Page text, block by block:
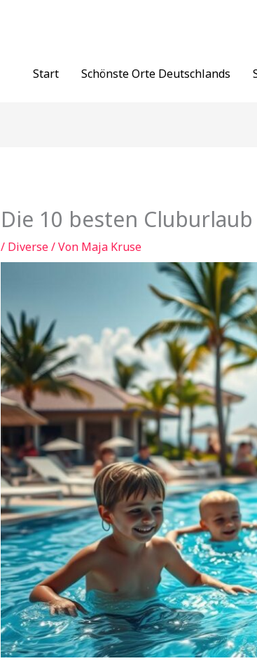
Start
Schönste Orte Deutschlands
Die 10 besten
/ Diverse/ Von Maja Kruse